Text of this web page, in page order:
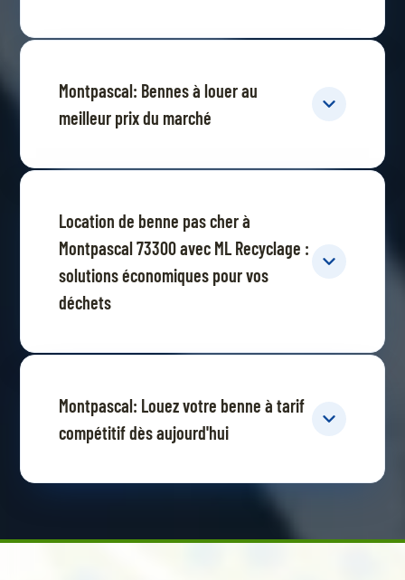
Montpascal: Bennes à louer au
meilleur prix du marché
Location de benne pas cher à
Montpascal 73300 avec ML Recyclage :
solutions économiques pour vos
déchets
Montpascal: Louez votre benne à tarif
compétitif dès aujourd'hui